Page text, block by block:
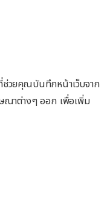
วยคุณบันทึกหน้าเว็บจาก
ษณาต่างๆ ออก เพื่อเพิ่ม